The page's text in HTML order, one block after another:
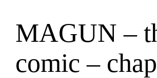
Zum
Inhalt
springen
MAGUN –
comic –